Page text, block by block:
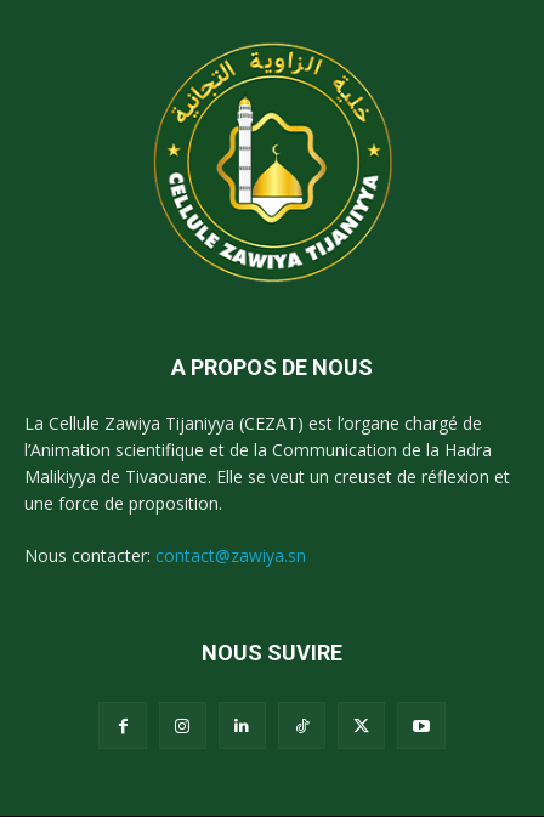
A PROPOS DE NOUS
La Cellule Zawiya Tijaniyya (CEZAT) est l’organe chargé de
l’Animation scientifique et de la Communication de la Hadra
Malikiyya de Tivaouane. Elle se veut un creuset de réflexion et
une force de proposition.
Nous contacter: contact@zawiya.sn
NOUS SUVIRE